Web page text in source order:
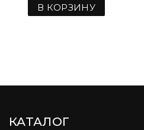
В КОРЗИНУ
КАТАЛОГ